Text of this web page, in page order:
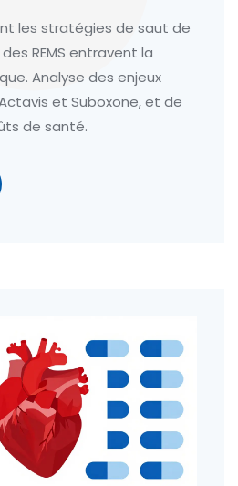
les stratégies de saut de
REMS entravent la
Analyse des enjeux
et Suboxone, et de
de santé.